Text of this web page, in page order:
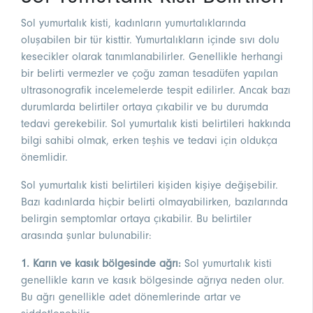
Sol yumurtalık kisti, kadınların yumurtalıklarında
oluşabilen bir tür kisttir. Yumurtalıkların içinde sıvı dolu
kesecikler olarak tanımlanabilirler. Genellikle herhangi
bir belirti vermezler ve çoğu zaman tesadüfen yapılan
ultrasonografik incelemelerde tespit edilirler. Ancak bazı
durumlarda belirtiler ortaya çıkabilir ve bu durumda
tedavi gerekebilir. Sol yumurtalık kisti belirtileri hakkında
bilgi sahibi olmak, erken teşhis ve tedavi için oldukça
önemlidir.
Sol yumurtalık kisti belirtileri kişiden kişiye değişebilir.
Bazı kadınlarda hiçbir belirti olmayabilirken, bazılarında
belirgin semptomlar ortaya çıkabilir. Bu belirtiler
arasında şunlar bulunabilir:
1. Karın ve kasık bölgesinde ağrı: Sol yumurtalık kisti
genellikle karın ve kasık bölgesinde ağrıya neden olur.
Bu ağrı genellikle adet dönemlerinde artar ve